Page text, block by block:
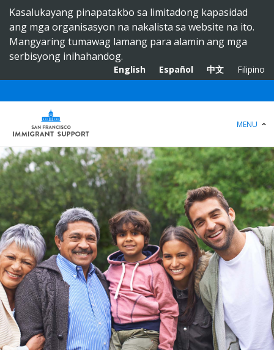
o
c
o
n
t
e
n
t
Kasalukayang pinapatakbo sa limitadong kapasidad
ang mga organisasyon na nakalista sa website na ito.
Mangyaring tumawag lamang para alamin ang mga
serbisyong inihahandog.
English Español 中文 Filipino
MENU